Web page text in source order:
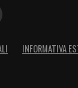
INFORMATIVA